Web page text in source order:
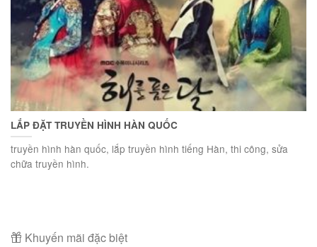
LẮP ĐẶT TRUYỀN HÌNH HÀN QUỐC
truyền hình hàn quốc, lắp truyền hình tiếng Hàn, thi công, sửa
chữa truyền hình.
Khuyến mãi đặc biệt